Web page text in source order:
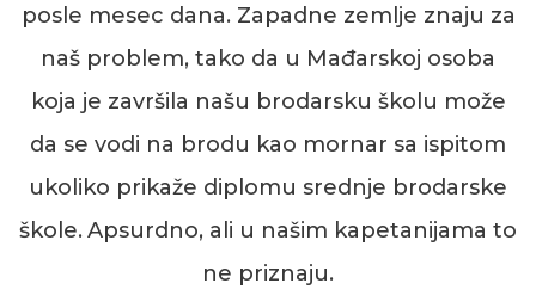
posle mesec dana. Zapadne zemlje znaju za
naš problem, tako da u Mađarskoj osoba
koja je završila našu brodarsku školu može
da se vodi na brodu kao mornar sa ispitom
ukoliko prikaže diplomu srednje brodarske
škole.Apsurdno, ali u našim kapetanijama to
ne priznaju.